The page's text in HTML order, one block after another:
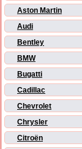
Aston Martin
Audi
Bentley
BMW
Bugatti
Cadillac
Chevrolet
Chrysler
Citroën